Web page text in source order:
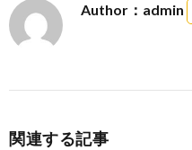
Author：admin
関連する記事